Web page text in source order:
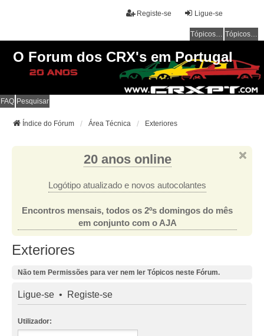
Ligue-se
Registe-se
Tópicos sem resposta Tópicos ativos
O Forum dos CRX's em Portugal
FAQ Pesquisar
Índice do Fórum Área Técnica Exteriores
20 anos online
Logótipo atualizado e novos autocolantes
Encontros mensais, todos os 2ºs domingos do mês
em conjunto com o AJA
Exteriores
Não tem Permissões para ver nem ler Tópicos neste Fórum.
Ligue-se • Registe-se
Utilizador: